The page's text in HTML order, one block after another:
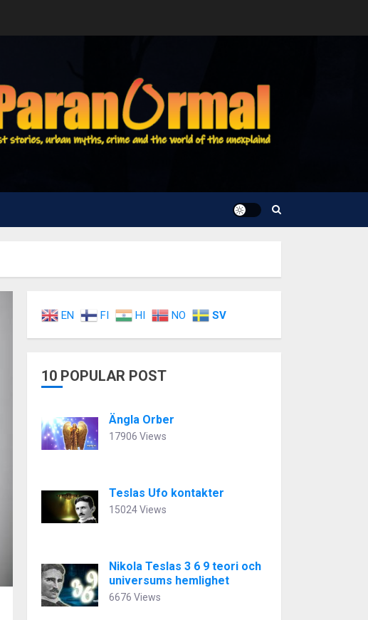
EN FI HI NO SV
10 POPULAR POST
Ängla Orber
17906 Views
Teslas Ufo kontakter
15024 Views
Nikola Teslas 3 6 9 teori och
universums hemlighet
6676 Views